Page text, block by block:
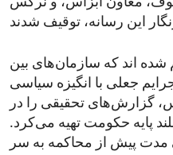
معاون ابزاس، و نرگس
شده اند که سازمان‌های بین
جعلی با انگیزه سیاسی
گزارش‌های تحقیقی را در
پایه حکومت تهیه می‌کرد.
مدت پیش از محاکمه به سر